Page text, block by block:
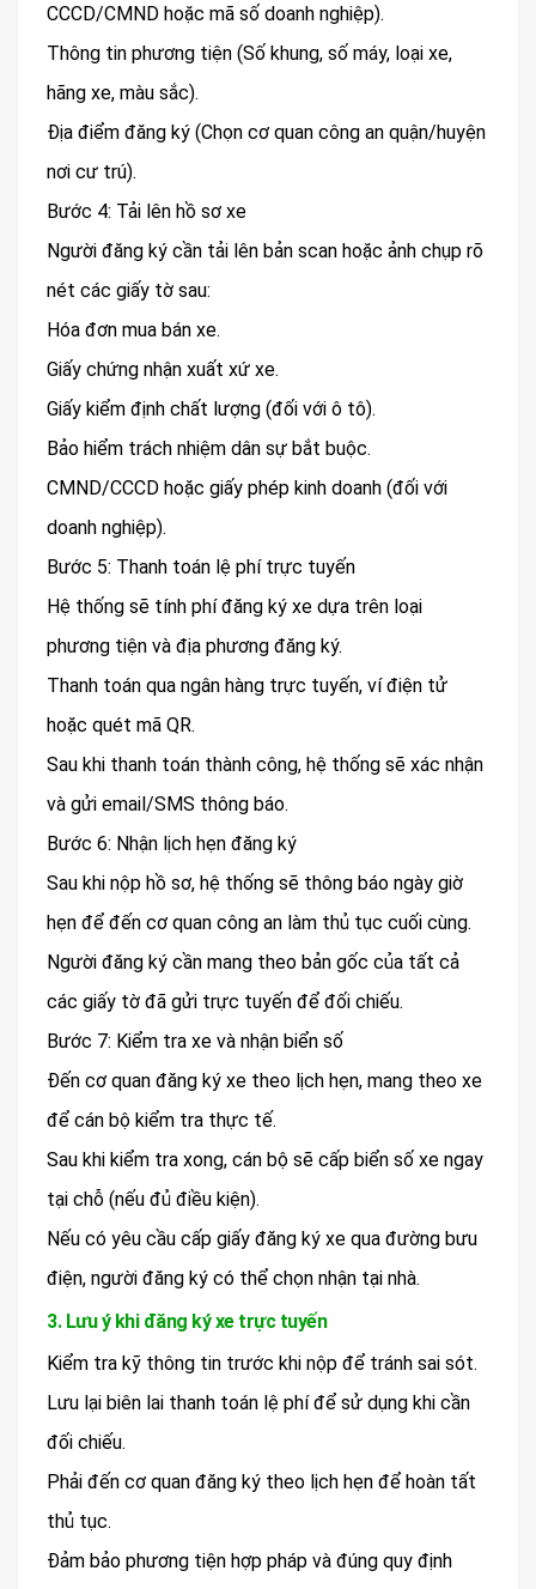
CCCD/CMND hoặc mã số doanh nghiệp).
Thông tin phương tiện (Số khung, số máy, loại xe,
hãng xe, màu sắc).
Địa điểm đăng ký (Chọn cơ quan công an quận/huyện
nơi cư trú).
Bước 4: Tải lên hồ sơ xe
Người đăng ký cần tải lên bản scan hoặc ảnh chụp rõ
nét các giấy tờ sau:
Hóa đơn mua bán xe.
Giấy chứng nhận xuất xứ xe.
Giấy kiểm định chất lượng (đối với ô tô).
Bảo hiểm trách nhiệm dân sự bắt buộc.
CMND/CCCD hoặc giấy phép kinh doanh (đối với
doanh nghiệp).
Bước 5: Thanh toán lệ phí trực tuyến
Hệ thống sẽ tính phí đăng ký xe dựa trên loại
phương tiện và địa phương đăng ký.
Thanh toán qua ngân hàng trực tuyến, ví điện tử
hoặc quét mã QR.
Sau khi thanh toán thành công, hệ thống sẽ xác nhận
và gửi email/SMS thông báo.
Bước 6: Nhận lịch hẹn đăng ký
Sau khi nộp hồ sơ, hệ thống sẽ thông báo ngày giờ
hẹn để đến cơ quan công an làm thủ tục cuối cùng.
Người đăng ký cần mang theo bản gốc của tất cả
các giấy tờ đã gửi trực tuyến để đối chiếu.
Bước 7: Kiểm tra xe và nhận biển số
Đến cơ quan đăng ký xe theo lịch hẹn, mang theo xe
để cán bộ kiểm tra thực tế.
Sau khi kiểm tra xong, cán bộ sẽ cấp biển số xe ngay
tại chỗ (nếu đủ điều kiện).
Nếu có yêu cầu cấp giấy đăng ký xe qua đường bưu
điện, người đăng ký có thể chọn nhận tại nhà.
3. Lưu ý khi đăng ký xe trực tuyến
Kiểm tra kỹ thông tin trước khi nộp để tránh sai sót.
Lưu lại biên lai thanh toán lệ phí để sử dụng khi cần
đối chiếu.
Phải đến cơ quan đăng ký theo lịch hẹn để hoàn tất
thủ tục.
Đảm bảo phương tiện hợp pháp và đúng quy định